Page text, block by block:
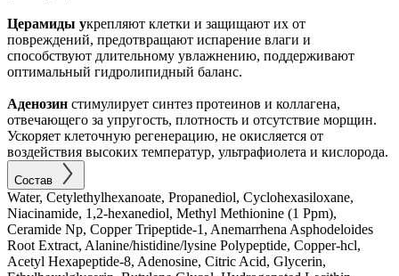
Церамиды укрепляют клетки и защищают их от
повреждений, предотвращают испарение влаги и
способствуют длительному увлажнению, поддерживают
оптимальный гидролипидный баланс.
Аденозин стимулирует синтез протеинов и коллагена,
отвечающего за упругость, плотность и отсутствие морщин.
Ускоряет клеточную регенерацию, не окисляется от
воздействия высоких температур, ультрафиолета и кислорода.
Состав
Water, Cetylethylhexanoate, Propanediol, Cyclohexasiloxane,
Niacinamide, 1,2-hexanediol, Methyl Methionine (1 Ppm),
Ceramide Np, Copper Tripeptide-1, Anemarrhena Asphodeloides
Root Extract, Alanine/histidine/lysine Polypeptide, Copper-hcl,
Acetyl Hexapeptide-8, Adenosine, Citric Acid, Glycerin,